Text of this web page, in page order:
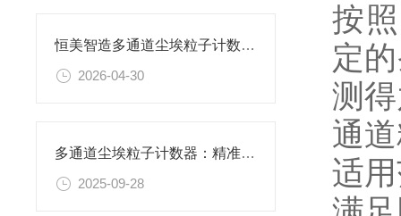
恒美智造多通道尘埃粒子计数器-车间洁净度检测仪品牌盘点
2026-04-30
多通道尘埃粒子计数器：精准监测空气质量的核心设备
2025-09-28
按
定
测
通
适